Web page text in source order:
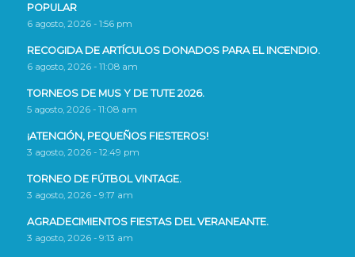
POPULAR
6 agosto, 2026 - 1:56 pm
RECOGIDA DE ARTÍCULOS DONADOS PARA EL INCENDIO.
6 agosto, 2026 - 11:08 am
TORNEOS DE MUS Y DE TUTE 2026.
5 agosto, 2026 - 11:08 am
¡ATENCIÓN, PEQUEÑOS FIESTEROS!
3 agosto, 2026 - 12:49 pm
TORNEO DE FÚTBOL VINTAGE.
3 agosto, 2026 - 9:17 am
AGRADECIMIENTOS FIESTAS DEL VERANEANTE.
3 agosto, 2026 - 9:13 am